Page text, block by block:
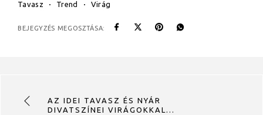
Tavasz
Trend Virág
BEJEGYZÉS MEGOSZTÁSA:
AZ IDEI TAVASZ ÉS NYÁR
DIVATSZÍNEI VIRÁGOKKAL…